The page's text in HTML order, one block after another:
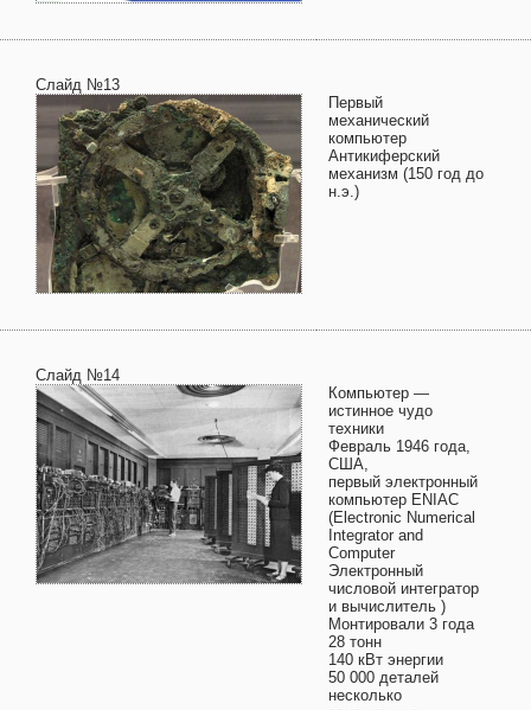
Слайд №13
Первый
механический
компьютер
Антикиферский
механизм (150 год до
н.э.)
Слайд №14
Компьютер —
истинное чудо
техники
Февраль 1946 года,
США,
первый электронный
компьютер ENIAC
(Electronic Numerical
Integrator and
Computer
Электронный
числовой интегратор
и вычислитель )
Монтировали 3 года
28 тонн
140 кВт энергии
50 000 деталей
несколько